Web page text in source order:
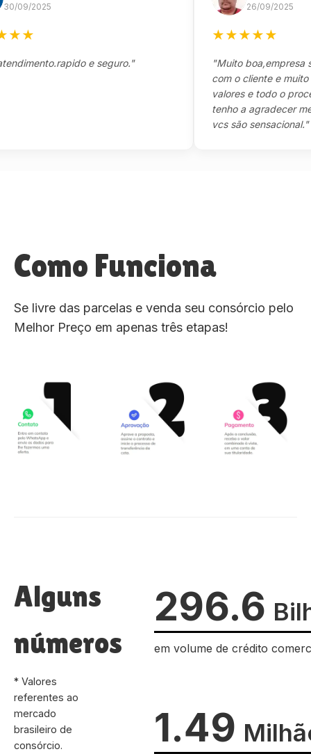
e seguro."
26/09/2025
★★★
"Muito boa,empresa séria
com o cliente e muito
valores e todo o processo
tenho a agradecer
vcs são sensacional."
Como Funciona
Se livre das parcelas e venda seu consórcio pelo
Melhor Preço em apenas três etapas!
Alguns
números
* Valores
referentes ao
mercado
brasileiro de
consórcio.
296.6
em volume de crédito
1.49